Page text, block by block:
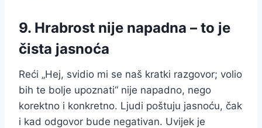
9. Hrabrost nije napadna – to je
čista jasnoća
Reći „Hej, svidio mi se naš kratki razgovor; volio
bih te bolje upoznati“ nije napadno, nego
korektno i konkretno. Ljudi poštuju jasnoću, čak
i kad odgovor bude negativan. Uvijek je